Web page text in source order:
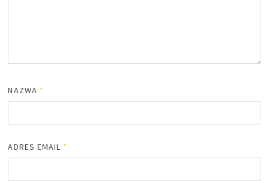
NAZWA *
ADRES EMAIL *